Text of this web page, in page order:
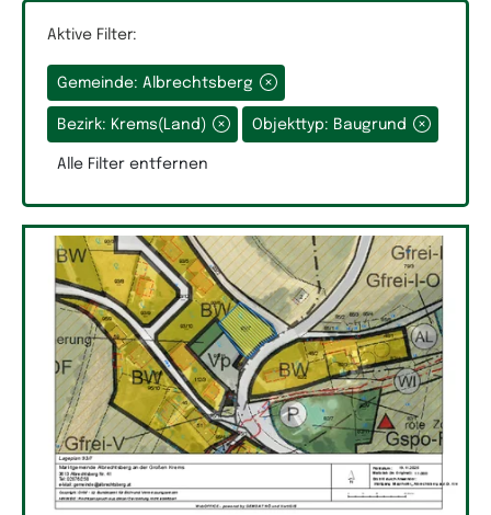
Grundfläche
Räume
Auswahlfeld Räume.
Aktive Filter:
Gemeinde: Albrechtsberg
Bezirk: Krems(Land) Objekttyp: Baugrund
Alle Filter entfernen